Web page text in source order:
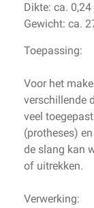
Dikte: ca.
Gewicht: ca.
Toepassing:
Voor het
verschillende
veel
(protheses)
de slang kan
of uitrekken.
Verwerking: